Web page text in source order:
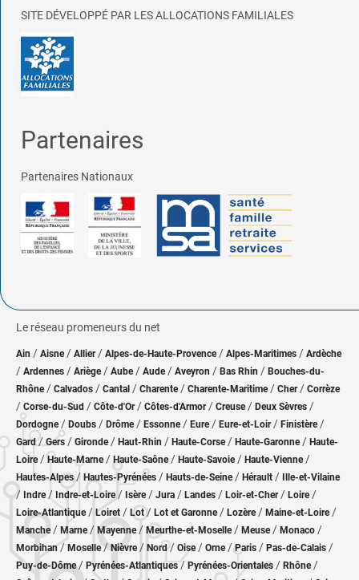
SITE DÉVELOPPÉ PAR LES ALLOCATIONS FAMILIALES
Partenaires
Partenaires Nationaux
Le réseau promeneurs du net
Ain / Aisne/ Allier/ Alpes-de-Haute-Provence / Alpes-Maritimes / Ardèche
/ Ardennes / Ariège/ Aube/ Aude / Aveyron / Bas Rhin / Bouches-du-
Rhône/ Calvados / Cantal / Charente / Charente-Maritime/ Cher / Corrèze
/ Corse-du-Sud / Côte-d'Or / Côtes-d'Armor/ Creuse/ Deux Sèvres /
Dordogne/ Doubs / Drôme/ Essonne / Eure/ Eure-et-Loir / Finistère/
Gard/Gers / Gironde/ Haut-Rhin / Haute-Corse/ Haute-Garonne/ Haute-
Loire/Haute-Marne/ Haute-Saône/ Haute-Savoie/ Haute-Vienne/
Hautes-Alpes/ Hautes-Pyrénées / Hauts-de-Seine/ Hérault / Ille-et-Vilaine
/ Indre/ Indre-et-Loire/ Isère/ Jura / Landes / Loir-et-Cher/ Loire/
Loire-Atlantique/ Loiret / Lot/ Lot et Garonne/ Lozère / Maine-et-Loire/
Manche/ Marne/ Mayenne/ Meurthe-et-Moselle/ Meuse/ Monaco /
Morbihan/ Moselle/ Nièvre / Nord/ Oise / Orne/Paris / Pas-de-Calais /
Puy-de-Dôme/ Pyrénées-Atlantiques / Pyrénées-Orientales / Rhône/